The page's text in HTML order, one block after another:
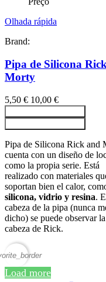
Olhada rápida
Brand:
Pipa de Silicona
Morty
5,50 € 10,00 €
Pipa de Silicona Rick and
cuenta con un diseño de
como la propia serie. Está
realizado con materiales
soportan bien el calor,
silicona, vidrio y resina.
cabeza de la pipa (nunca
dicho) se puede observar la
cabeza de Rick.
Load more